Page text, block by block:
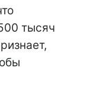
тысяч